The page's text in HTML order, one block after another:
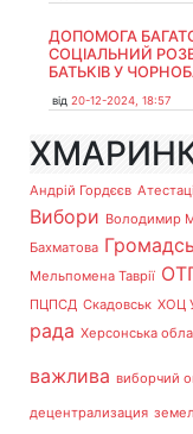
ДОПОМОГА
СОЦІАЛЬНИЙ
БАТЬКІВ У
від 20-12-2024, 18:57
Андрій Гордєєв
Вибори Володимир
Бахматова
Мельпомена Таврії
ПЦПСД Скадовськ ХОЦ
рада Херсонська
важлива виборчий
децентрализация